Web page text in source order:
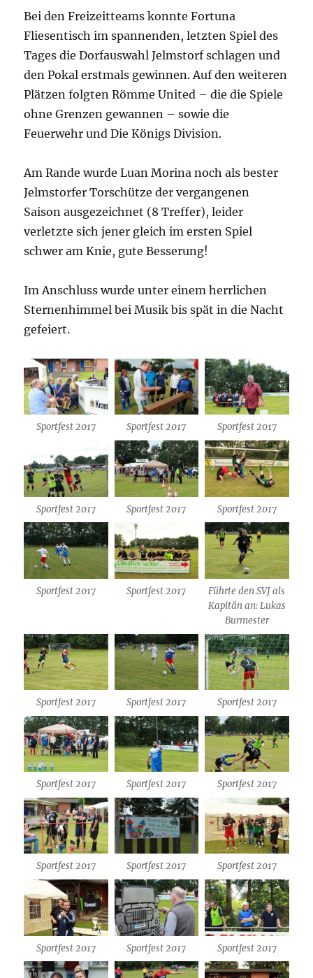
Bei den Freizeitteams konnte Fortuna
Fliesentisch im spannenden, letzten Spiel des
Tages die Dorfauswahl Jelmstorf schlagen und
den Pokal erstmals gewinnen. Auf den weiteren
Plätzen folgten Römme United – die die Spiele
ohne Grenzen gewannen – sowie die
Feuerwehr und Die Königs Division.
Am Rande wurde Luan Morina noch als bester
Jelmstorfer Torschütze der vergangenen
Saison ausgezeichnet (8 Treffer), leider
verletzte sich jener gleich im ersten Spiel
schwer am Knie, gute Besserung!
Im Anschluss wurde unter einem herrlichen
Sternenhimmel bei Musik bis spät in die Nacht
gefeiert.
Sportfest 2017 Sportfest 2017 Sportfest 2017
Sportfest 2017 Sportfest 2017 Sportfest 2017
Sportfest 2017 Sportfest 2017
Führte den SVJ als
Kapitän an: Lukas
Burmester
Sportfest 2017 Sportfest 2017 Sportfest 2017
Sportfest 2017 Sportfest 2017 Sportfest 2017
Sportfest 2017 Sportfest 2017 Sportfest 2017
Sportfest 2017 Sportfest 2017 Sportfest 2017